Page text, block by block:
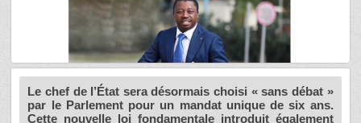
Le chef de l’État sera désormais choisi « sans débat »
par le Parlement pour un mandat unique de six ans.
Cette nouvelle loi fondamentale introduit également